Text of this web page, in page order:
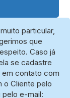
particular,
que
Caso já
se cadastre
em contato com
o Cliente pelo
e-mail: